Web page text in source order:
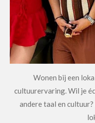
Wonen bij een
cultuurervaring. Wil je
andere taal en